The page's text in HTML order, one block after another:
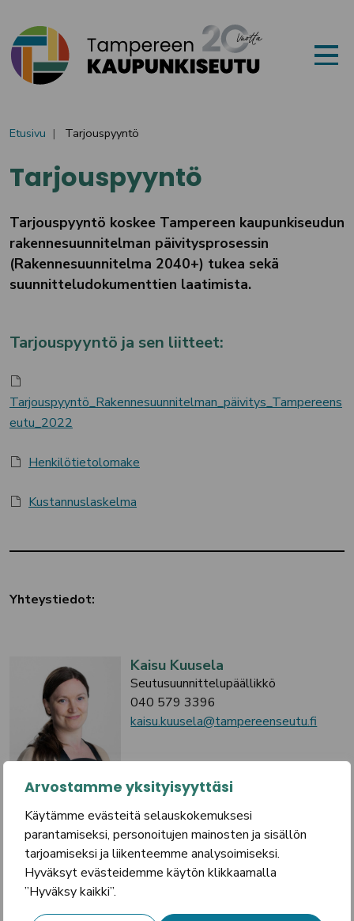
Arvostamme yksityisyyttäsi
Käytämme evästeitä selauskokemuksesi
parantamiseksi, personoitujen mainosten ja sisällön
tarjoamiseksi ja liikenteemme analysoimiseksi.
Hyväksyt evästeidemme käytön klikkaamalla
”Hyväksy kaikki”.
Etusivu Tarjouspyyntö
Tarjouspyyntö
Tarjouspyyntö koskee Tampereen kaupunkiseudun
rakennesuunnitelman päivitysprosessin
(Rakennesuunnitelma 2040+) tukea sekä
suunnitteludokumenttien laatimista.
Tarjouspyyntö ja sen liitteet:
Tarjouspyyntö_Rakennesuunnitelman_päivitys_Tampereens
eutu_2022
Henkilötietolomake
Kustannuslaskelma
Yhteystiedot:
Kaisu Kuusela
Seutusuunnittelupäällikkö
040 579 3396
kaisu.kuusela@tampereenseutu.fi